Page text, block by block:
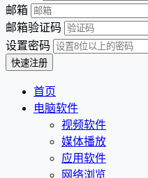
邮箱
邮箱验证码
设置密码
首页
电脑软件
视频软件
媒体播放
应用软件
网络浏览